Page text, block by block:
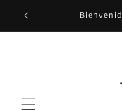
directamente
al contenido